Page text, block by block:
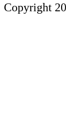
Copyright